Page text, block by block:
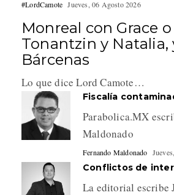
#LordCamote Jueves, 06 Agosto 2026
Monreal con Grace o
Tonantzin y Natalia,
Bárcenas
Lo que dice Lord Camote…
Fiscalía
Parabolica.MX
Maldonado
Fernando Maldonado
Conflictos de
La editorial escribe